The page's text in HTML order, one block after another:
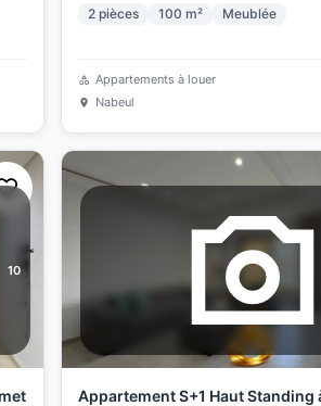
2 pièces 100 m² Meublée
Appartements à louer
Nabeul
10
Appartement S+1 Haut Standing